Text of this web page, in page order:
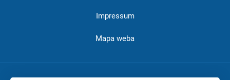
Impressum
Mapa weba